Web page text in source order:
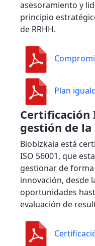
asesoramiento y
principio
de RRHH.
Plan
Certificación
gestión de
Biobizkaia está
ISO 56001, que
gestionar de
innovación, desde
oportunidades
evaluación de